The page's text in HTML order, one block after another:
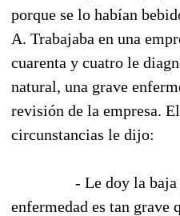
porque se lo habían
A. Trabajaba en una
cuarenta y cuatro le
natural, una grave
revisión de la empresa.
circunstancias le dijo:
- Le doy la baja
enfermedad es tan grave